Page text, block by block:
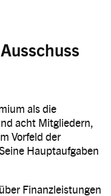
als die
acht Mitgliedern,
Vorfeld der
Hauptaufgaben
Finanzleistungen